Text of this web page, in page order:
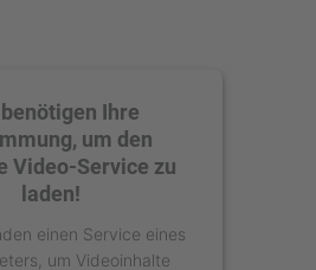
Ihre
um den
Video-Service zu
laden!
einen Service eines
um Videoinhalte